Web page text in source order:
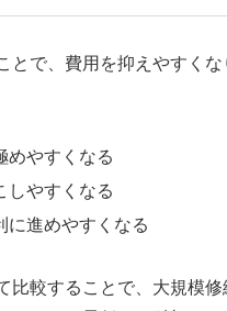
とで、費用を抑えやすくな
めやすくなる
しやすくなる
に進めやすくなる
比較することで、大規模修